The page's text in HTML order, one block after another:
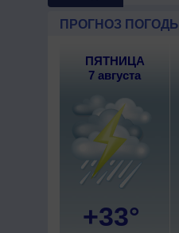
ПРОГНОЗ ПОГОДЫ
ПЯТНИЦА
7 августа
+33°